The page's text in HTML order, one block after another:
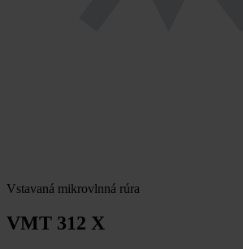
Vstavaná mikrovlnná rúra
VMT 312 X